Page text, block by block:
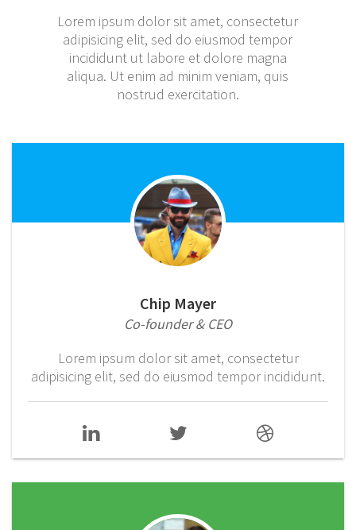
Lorem ipsum dolor sit amet, consectetur
adipisicing elit, sed do eiusmod tempor
incididunt ut labore et dolore magna
aliqua. Ut enim ad minim veniam, quis
nostrud exercitation.
Chip Mayer
Co-founder & CEO
Lorem ipsum dolor sit amet, consectetur
adipisicing elit, sed do eiusmod tempor incididunt.